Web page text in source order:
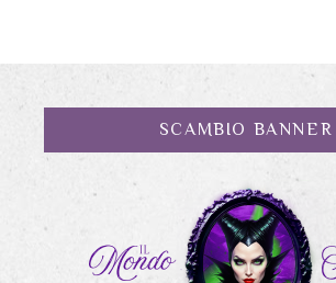
SCAMBIO BANNER